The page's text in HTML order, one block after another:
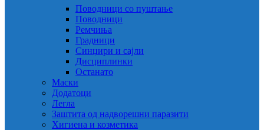
Поводници со пуштање
Поводници
Ремчиња
Градници
Синџири и сајли
Дисциплинки
Останато
Маски
Додатоци
Легла
Заштита од надворешни паразити
Хигиена и козметика